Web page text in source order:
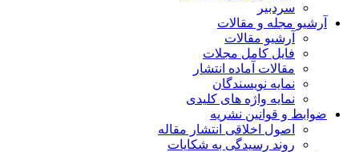
سردبیر
آرشیو مجله و مقالات
آرشیو مقالات
فایل کامل مجلات
مقالات آماده انتشار
نمایه نویسندگان
نمایه واژه های کلیدی
ضوابط و قوانین نشریه
اصول اخلاقی انتشار مقاله
روند رسیدگی به شکایات